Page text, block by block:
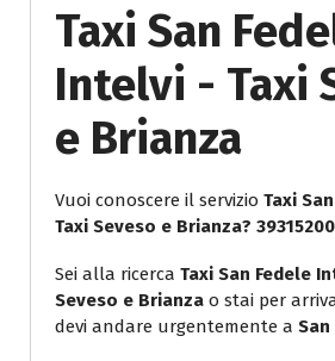
Taxi San
Intelvi - Taxi
e Brianza
Vuoi conoscere il servizio Taxi
Taxi Seveso e Brianza?
Sei alla ricerca Taxi San Fedele
Seveso e Brianza o stai per
devi andare urgentemente a